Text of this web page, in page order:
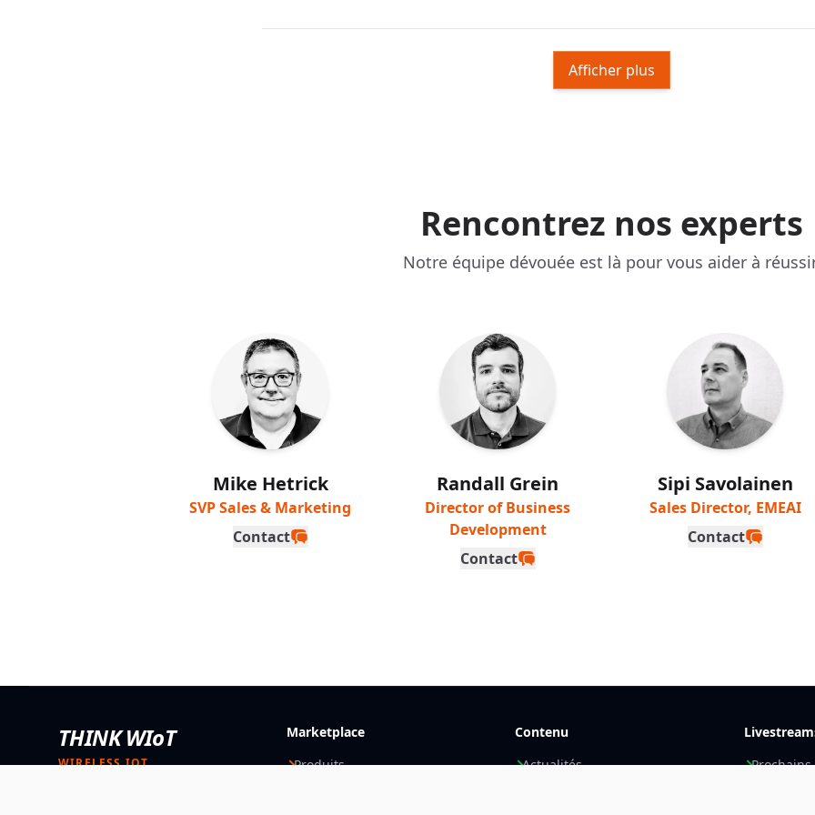
Afficher plus
Rencontrez nos experts
Notre équipe dévouée est là pour vous aider à
Mike Hetrick
SVP Sales & Marketing
Contact
Randall Grein
Director of Business
Development
Contact
Sipi Savolainen
Sales Director, EMEAI
Contact
THINK WIoT
WIRELESS IOT
Marketplace
Produits
Contenu
Actualités
Prochains